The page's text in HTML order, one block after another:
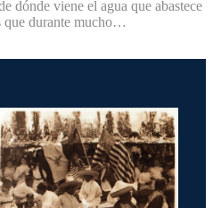
dónde viene el agua que abastece
que durante mucho…